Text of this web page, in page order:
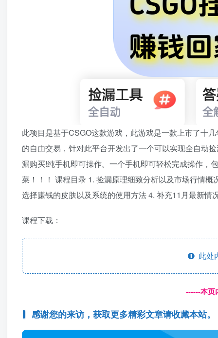
此项目是基于CSGO这款游戏，此游戏是一款上市了十
的自由交易，针对此平台开发出了一个可以实现全自动
漏购买!纯手机即可操作。一个手机即可轻松完成操作，
菜！！！ 课程目录 1. 捡漏原理细致分析以及市场行情
选择赚钱的皮肤以及系统的使用方法 4. 补充11月最新情
课程下载：
此处
------本页
感谢您的来访，获取更多精彩文章请收藏本站。